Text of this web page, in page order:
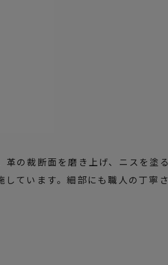
の裁断面を磨き上げ、ニスを塗る
ています。細部にも職人の丁寧さ